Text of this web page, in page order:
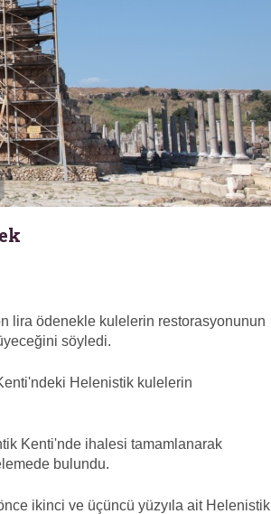
lira ödenekle kulelerin restorasyonunun
söyledi.
Helenistik kulelerin
Kenti'nde ihalesi tamamlanarak
bulundu.
ikinci ve üçüncü yüzyıla ait Helenistik